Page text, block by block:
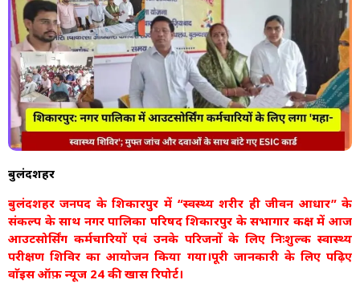
बुलंदशहर
बुलंदशहर जनपद के शिकारपुर में “स्वस्थ्य शरीर ही जीवन आधार” के
संकल्प के साथ नगर पालिका परिषद शिकारपुर के सभागार कक्ष में आज
आउटसोर्सिंग कर्मचारियों एवं उनके परिजनों के लिए निःशुल्क स्वास्थ्य
परीक्षण शिविर का आयोजन किया गया।पूरी जानकारी के लिए पढ़िए
वाॅइस ऑफ़ न्यूज 24 की खास रिपोर्ट।